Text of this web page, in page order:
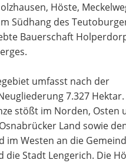
Höste,
Südhang des
Bauerschaft
umfasst nach der
7.327
stößt im Norden, Osten
Land sowie
im Westen an die
die Stadt Lengerich. Die